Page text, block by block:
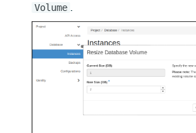
Volume .